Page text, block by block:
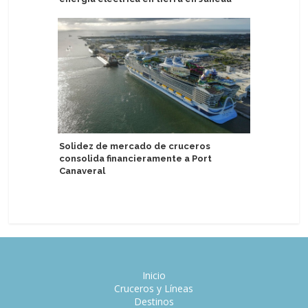
Solidez de mercado de cruceros
consolida financieramente a Port
Canaveral
Inicio
Cruceros y Líneas
Destinos